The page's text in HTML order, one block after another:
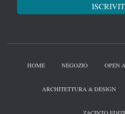
HOME NEGOZIO OPEN
ARCHITETTURA & DESIGN